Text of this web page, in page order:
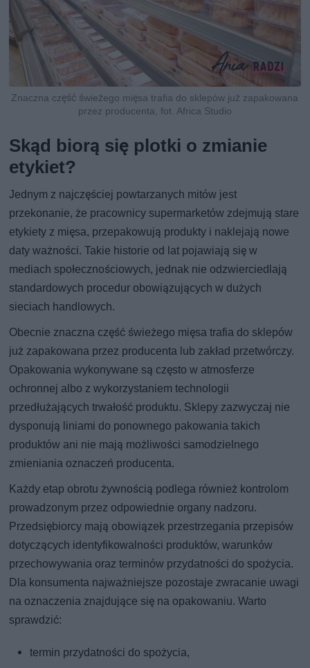
Znaczna część świeżego mięsa trafia do sklepów już zapakowana
przez producenta, fot. Africa Studio
Skąd biorą się plotki o zmianie
etykiet?
Jednym z najczęściej powtarzanych mitów jest
przekonanie, że pracownicy supermarketów zdejmują stare
etykiety z mięsa, przepakowują produkty i naklejają nowe
daty ważności. Takie historie od lat pojawiają się w
mediach społecznościowych, jednak nie odzwierciedlają
standardowych procedur obowiązujących w dużych
sieciach handlowych.
Obecnie znaczna część świeżego mięsa trafia do sklepów
już zapakowana przez producenta lub zakład przetwórczy.
Opakowania wykonywane są często w atmosferze
ochronnej albo z wykorzystaniem technologii
przedłużających trwałość produktu. Sklepy zazwyczaj nie
dysponują liniami do ponownego pakowania takich
produktów ani nie mają możliwości samodzielnego
zmieniania oznaczeń producenta.
Każdy etap obrotu żywnością podlega również kontrolom
prowadzonym przez odpowiednie organy nadzoru.
Przedsiębiorcy mają obowiązek przestrzegania przepisów
dotyczących identyfikowalności produktów, warunków
przechowywania oraz terminów przydatności do spożycia.
Dla konsumenta najważniejsze pozostaje zwracanie uwagi
na oznaczenia znajdujące się na opakowaniu. Warto
sprawdzić:
termin przydatności do spożycia,